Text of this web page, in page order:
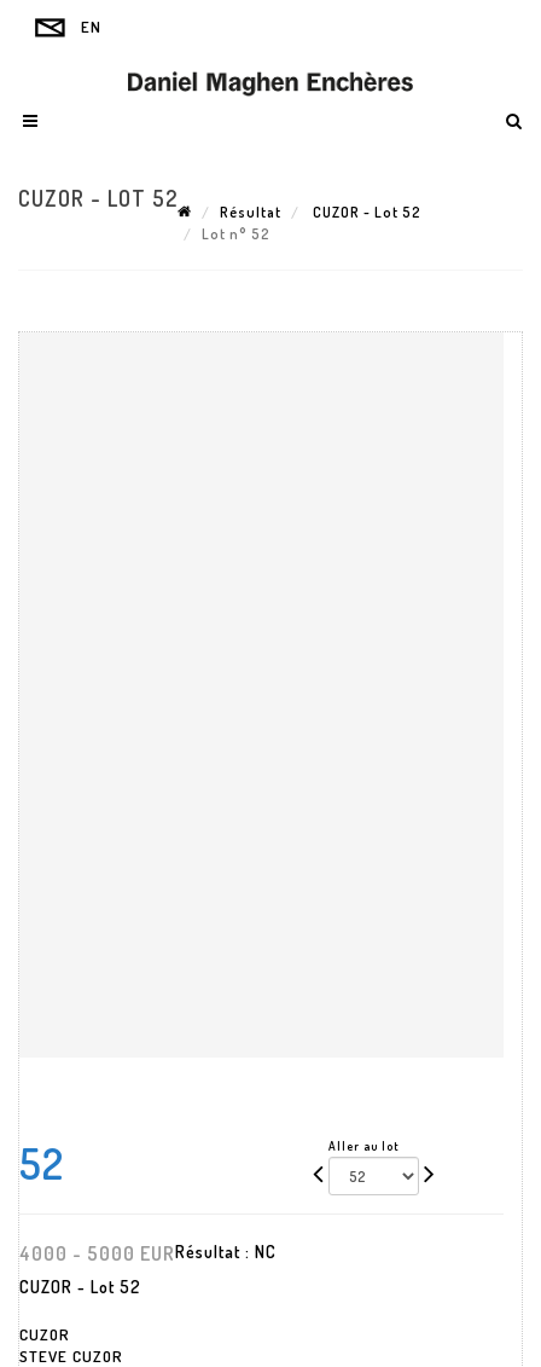
CUZOR - LOT 52
Résultat
CUZOR - Lot 52
Lot n° 52
52 Aller au lot
4000 - 5000 EURRésultat : NC
CUZOR - Lot 52
CUZOR
STEVE CUZOR